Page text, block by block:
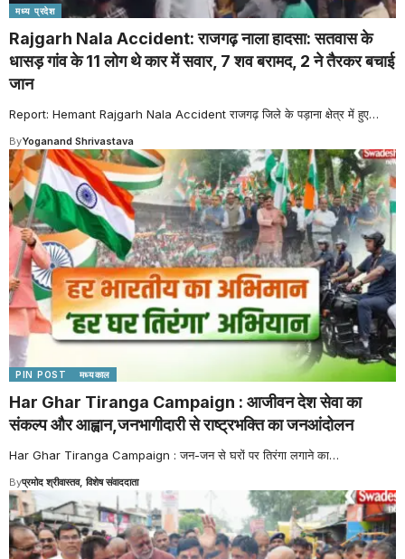
मध्य प्रदेश
Rajgarh Nala Accident: राजगढ़ नाला हादसा: सतवास के
धासड़ गांव के 11 लोग थे कार में सवार, 7 शव बरामद, 2 ने तैरकर बचाई
जान
Report: Hemant Rajgarh Nala Accident राजगढ़ जिले के पड़ाना क्षेत्र में हुए…
ByYoganand Shrivastava
PIN POST मध्यकाल
Har Ghar Tiranga Campaign : आजीवन देश सेवा का
संकल्प और आह्वान,जनभागीदारी से राष्ट्रभक्ति का जनआंदोलन
Har Ghar Tiranga Campaign : जन-जन से घरों पर तिरंगा लगाने का…
Byप्रमोद श्रीवास्तव, विशेष संवाददाता